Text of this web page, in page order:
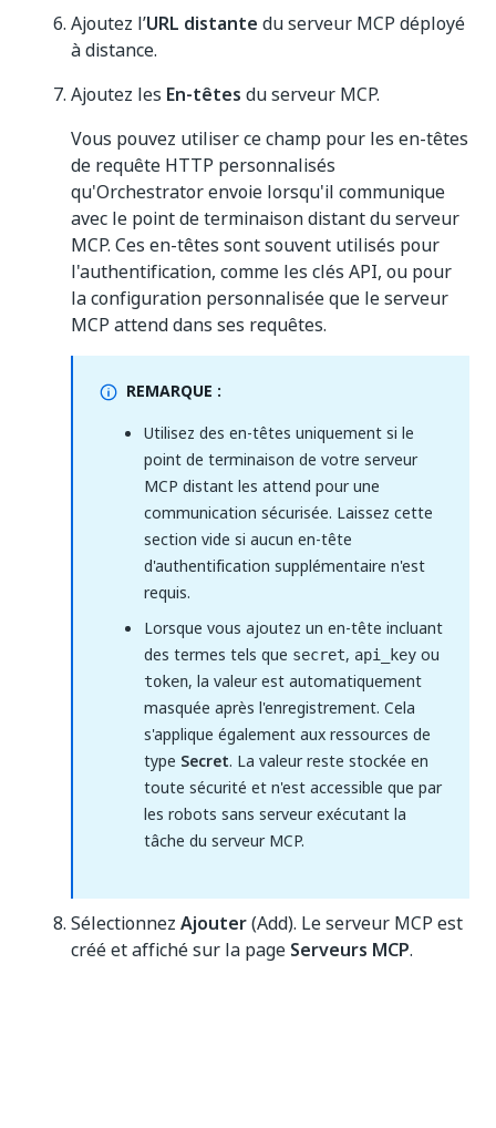
Ajoutez l’URL distante du serveur MCP déployé
à distance.
Ajoutez les En-têtes du serveur MCP.
Vous pouvez utiliser ce champ pour les en-têtes
de requête HTTP personnalisés
qu'Orchestrator envoie lorsqu'il communique
avec le point de terminaison distant du serveur
MCP. Ces en-têtes sont souvent utilisés pour
l'authentification, comme les clés API, ou pour
la configuration personnalisée que le serveur
MCP attend dans ses requêtes.
REMARQUE :
Utilisez des en-têtes uniquement si le
point de terminaison de votre serveur
MCP distant les attend pour une
communication sécurisée. Laissez cette
section vide si aucun en-tête
d'authentification supplémentaire n'est
requis.
Lorsque vous ajoutez un en-tête incluant
des termes tels que secret, api_key ou
token, la valeur est automatiquement
masquée après l'enregistrement. Cela
s'applique également aux ressources de
type Secret. La valeur reste stockée en
toute sécurité et n'est accessible que par
les robots sans serveur exécutant la
tâche du serveur MCP.
Sélectionnez Ajouter(Add). Le serveur MCP est
créé et affiché sur la page Serveurs MCP.